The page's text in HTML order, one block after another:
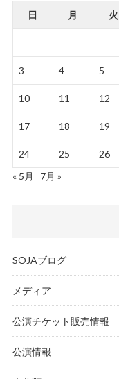
日
月 火
3 4 5
10 11 12
17 18 19
24 25 26
« 5月
7月 »
SOJAブログ
メディア
公演チケット販売情報
公演情報